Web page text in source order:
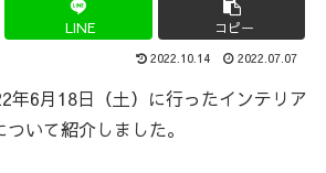
LINE コピー
2022.10.14 2022.07.07
年6月18日（土）に行ったインテリア
いて紹介しました。